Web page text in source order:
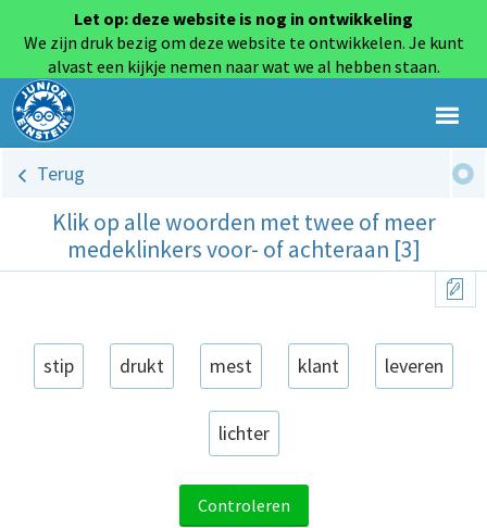
Let op: deze website is nog in ontwikkeling
We zijn druk bezig om deze website te ontwikkelen. Je kunt
alvast een kijkje nemen naar wat we al hebben staan.
Terug
Klik op alle woorden met twee of meer
medeklinkers voor- of achteraan [3]
stip drukt mest klant leveren
lichter